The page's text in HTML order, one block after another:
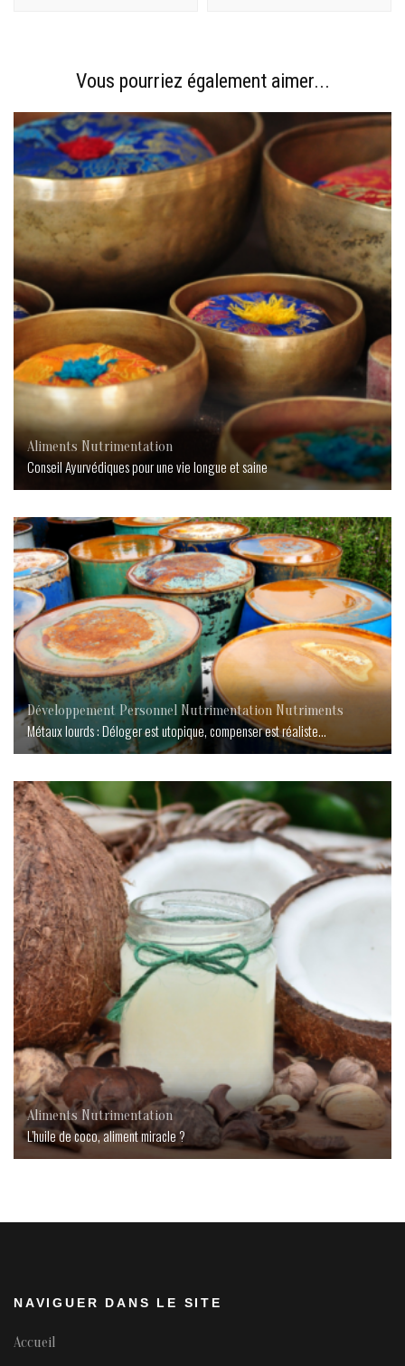
Vous pourriez également aimer...
Aliments Nutrimentation
Conseil Ayurvédiques pour une vie longue et saine
Développement Personnel Nutrimentation Nutriments
Métaux lourds : Déloger est utopique, compenser est réaliste…
Aliments Nutrimentation
L’huile de coco, aliment miracle ?
NAVIGUER DANS LE SITE
Accueil